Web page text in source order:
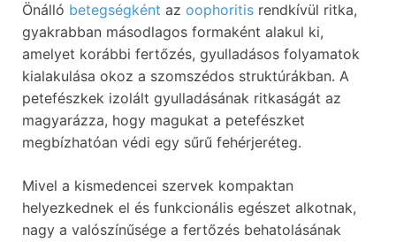
Önálló betegségként az oophoritis rendkívül ritka,
gyakrabban másodlagos formaként alakul ki,
amelyet korábbi fertőzés, gyulladásos folyamatok
kialakulása okoz a szomszédos struktúrákban. A
petefészkek izolált gyulladásának ritkaságát az
magyarázza, hogy magukat a petefészket
megbízhatóan védi egy sűrű fehérjeréteg.
Mivel a kismedencei szervek kompaktan
helyezkednek el és funkcionális egészet alkotnak,
nagy a valószínűsége a fertőzés behatolásának